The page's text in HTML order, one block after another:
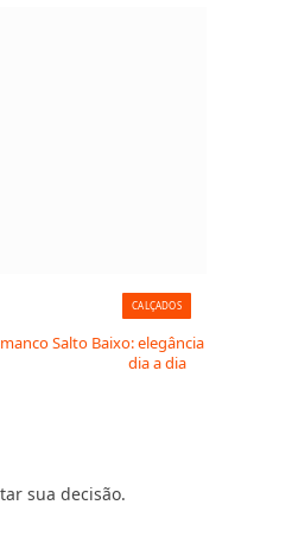
CALÇADOS
Salto Baixo: elegância e conforto
dia a dia
sua decisão.